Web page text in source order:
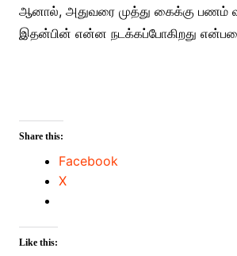
ஆனால், அதுவரை முத்து கைக்கு பணம்
இதன்பின் என்ன நடக்கப்போகிறது
Share this:
Facebook
X
Like this: